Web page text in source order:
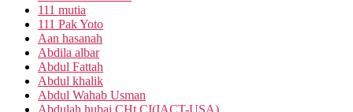
111 mutia
111 Pak Yoto
Aan hasanah
Abdila albar
Abdul Fattah
Abdul khalik
Abdul Wahab Usman
Abdulah hubai,CHt,CI(IACT-USA)